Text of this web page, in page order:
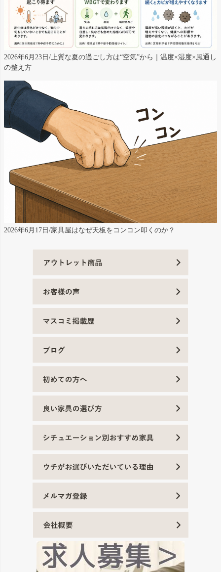
2026年6月23日/上質な夏の過ごし方は“空気”から｜温度×湿度×風通し
の整え方
2026年6月17日/家具屋はなぜ天板をコンコン叩くのか？